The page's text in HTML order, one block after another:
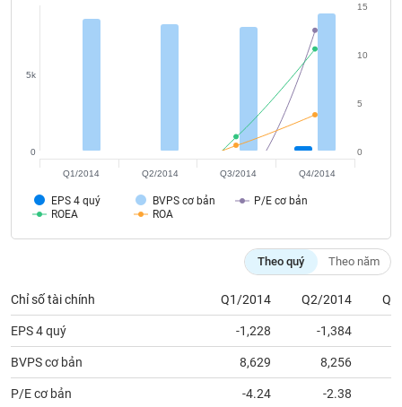
EPS 4 quý BVPS cơ bản
P/E cơ bản
ROEA
ROA
0
5k
0
5
10
15
Q1/2014 Q2/2014 Q3/2014 Q4/2014
Theo quý Theo năm
Chỉ số tài chính Q1/2014 Q2/2014
EPS 4 quý -1,228 -1,384
BVPS cơ bản 8,629 8,256
P/E cơ bản -4.24 -2.38
Sách
Công
Truyền
tài
chính